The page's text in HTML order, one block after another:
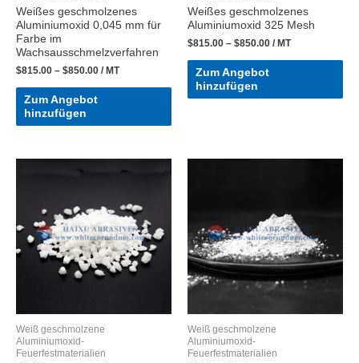
Weißes geschmolzenes
Aluminiumoxid 0,045 mm für
Farbe im
Wachsausschmelzverfahren
$815.00 – $850.00 / MT
Zum Angebot
hinzufügen
Weißes geschmolzenes
Aluminiumoxid 325 Mesh
$815.00 – $850.00 / MT
Zum Angebot
hinzufügen
Weiß geschmolzene
Aluminiumoxid-
Feuerfestmaterialien
Weiß geschmolzene
Aluminiumoxid-
Feuerfestmaterialien